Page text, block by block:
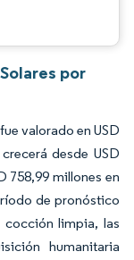
por
valorado en USD
desde USD
758,99 millones en
de pronóstico
cocción limpia, las
humanitaria